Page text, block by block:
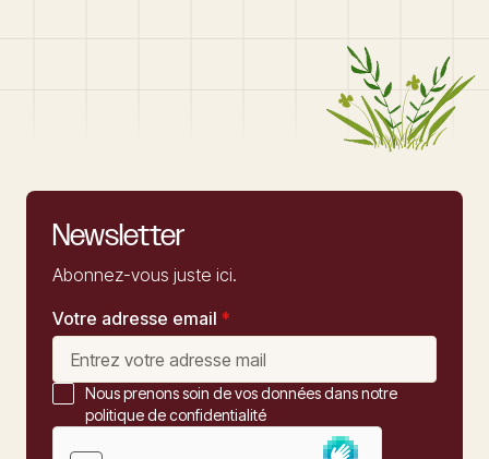
Newsletter
Abonnez-vous juste ici.
Votre adresse email *
Nous prenons soin de vos données dans notre
politique de confidentialité